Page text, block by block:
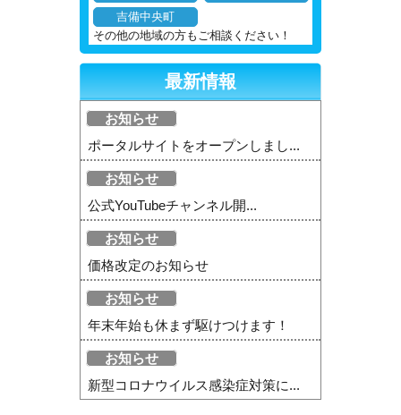
吉備中央町
その他の地域の方もご相談ください！
最新情報
お知らせ
ポータルサイトをオープンしまし...
お知らせ
公式YouTubeチャンネル開...
お知らせ
価格改定のお知らせ
お知らせ
年末年始も休まず駆けつけます！
お知らせ
新型コロナウイルス感染症対策に...